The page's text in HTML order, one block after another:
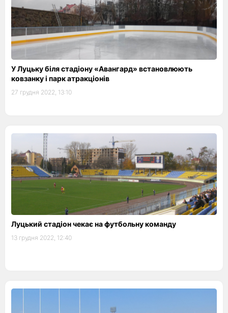
У Луцьку біля стадіону «Авангард» встановлюють
ковзанку і парк атракціонів
27 грудня 2022, 13:10
Луцький стадіон чекає на футбольну команду
13 грудня 2022, 12:40